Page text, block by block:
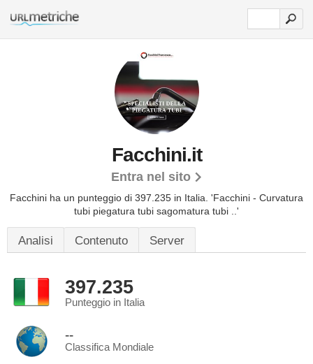
Facchini.it
Entra nel sito
Facchini ha un punteggio di 397.235 in Italia. 'Facchini - Curvatura
tubi piegatura tubi sagomatura tubi ..'
Analisi Contenuto Server
397.235
Punteggio in Italia
--
Classifica Mondiale